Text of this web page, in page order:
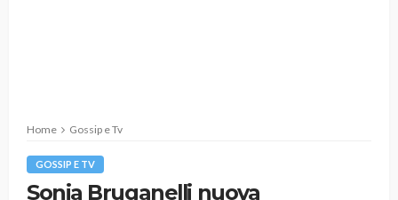
Home Gossip e Tv
GOSSIP E TV
Sonia Bruganelli nuova